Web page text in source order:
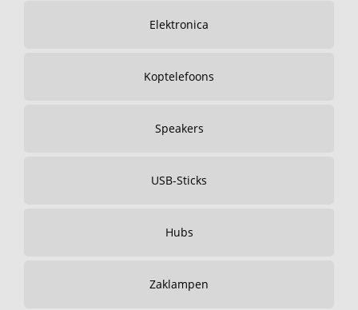
Elektronica
Koptelefoons
Speakers
USB-Sticks
Hubs
Zaklampen